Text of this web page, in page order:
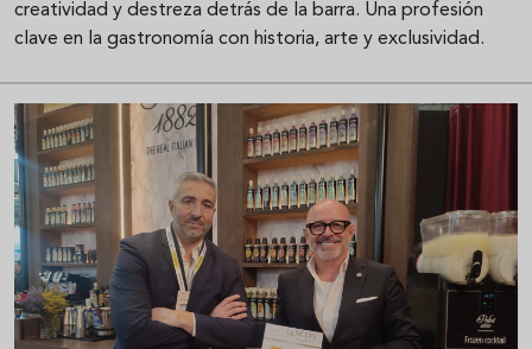
creatividad y destreza detrás de la barra. Una profesión
clave en la gastronomía con historia, arte y exclusividad.